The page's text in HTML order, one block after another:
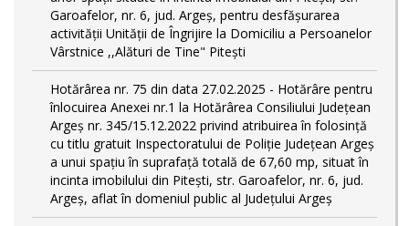
Garoafelor, nr. 6, jud. Argeș, pentru desfășurarea
activității Unității de Îngrijire la Domiciliu a Persoanelor
Vârstnice ,,Alături de Tine" Pitești
Hotărârea nr. 75 din data 27.02.2025 - Hotărâre pentru
înlocuirea Anexei nr.1 la Hotărârea Consiliului Județean
Argeș nr. 345/15.12.2022 privind atribuirea în folosință
cu titlu gratuit Inspectoratului de Poliție Județean Argeș
a unui spațiu în suprafață totală de 67,60 mp, situat în
incinta imobilului din Pitești, str. Garoafelor, nr. 6, jud.
Argeș, aflat în domeniul public al Județului Argeș